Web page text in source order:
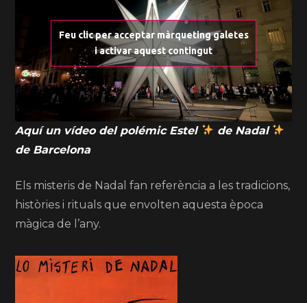
Feu clic per acceptar màrqueting galetes
i activar aquest contingut
Aquí un vídeo del polémic Estel
de Nadal
de Barcelona
Els misteris de Nadal fan referència a les tradicions,
històries i rituals que envolten aquesta època
màgica de l’any.